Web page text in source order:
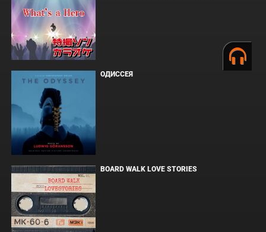
ОДИССЕЯ
BOARD WALK LOVE STORIES